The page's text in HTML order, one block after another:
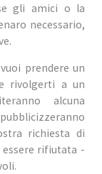
gli amici o la
necessario,
prendere un
rivolgerti a un
alcuna
richiesta di
rifiutata -